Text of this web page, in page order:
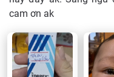
cam ơn ak